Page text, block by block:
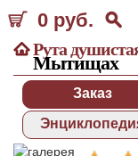
0 руб.
Рута
Мытищах
Заказ